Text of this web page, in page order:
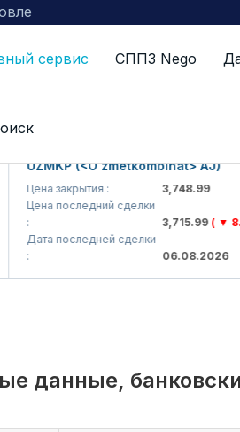
сервис СППЗ Nego
включенных в биржевой
(<O'zmetkombinat> AJ)
Цена закрытия :
3,748.99
Цена последний сделки
3,715.99( ▼ 8.01 )
Дата последней сделки
06.08.2026
данные,